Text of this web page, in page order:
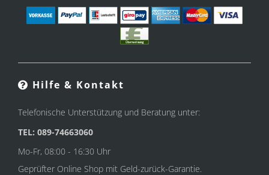
Hilfe & Kontakt
Telefonische Unterstützung und Beratung unter:
TEL: 089-74663060
Mo-Fr, 08:00 - 16:30 Uhr
Geprüfter Online Shop mit Geld-zurück-Garantie.